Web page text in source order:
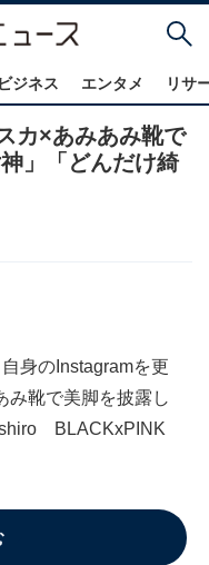
ジネス エンタメ リサ
カ×あみあみ靴で
」「どんだけ綺
身のInstagramを更
み靴で美脚を披露し
BLACKxPINK